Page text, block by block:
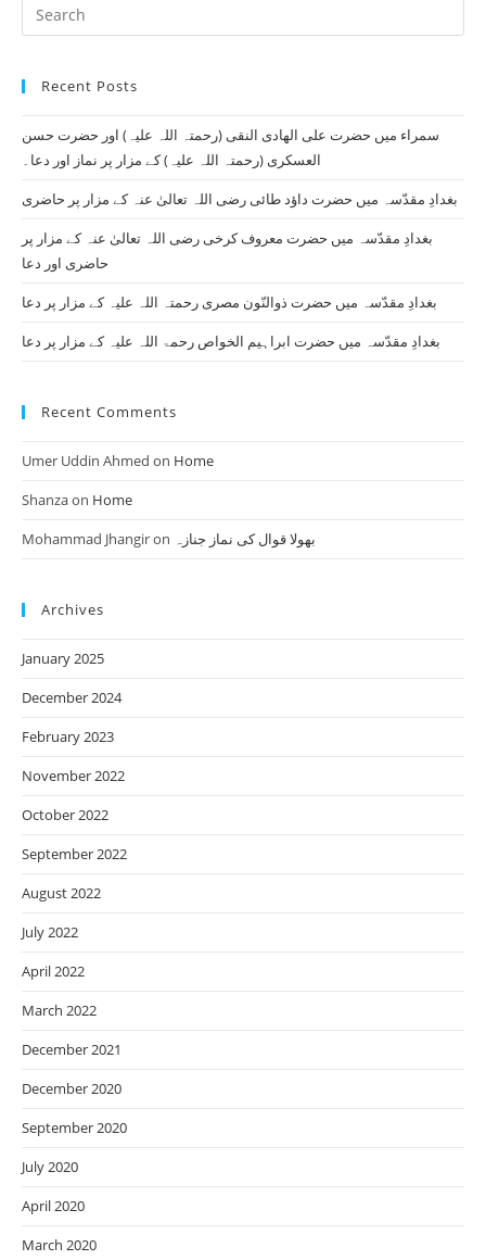
Recent Posts
سمراء میں حضرت علی الھادی النقی (رحمتہ اللہ علیہ) اور حضرت حسن
العسکری (رحمتہ اللہ علیہ) کے مزار پر نماز اور دعا۔
بغدادِ مقدّسہ میں حضرت داؤد طائی رضی اللہ تعالیٰ عنہ کے مزار پر حاضری
بغدادِ مقدّسہ میں حضرت معروف کرخی رضی اللہ تعالیٰ عنہ کے مزار پر
حاضری اور دعا
بغدادِ مقدّسہ میں حضرت ذوالنّون مصری رحمتہ اللہ علیہ کے مزار پر دعا
بغدادِ مقدّسہ میں حضرت ابراہیم الخواص رحمۃ اللہ علیہ کے مزار پر دعا
Recent Comments
Umer Uddin Ahmed on Home
Shanzaon Home
Mohammad Jhangiron بھولا قوال کی نماز جنازہ
Archives
January 2025
December 2024
February 2023
November 2022
October 2022
September 2022
August 2022
July 2022
April 2022
March 2022
December 2021
December 2020
September 2020
July 2020
April 2020
March 2020